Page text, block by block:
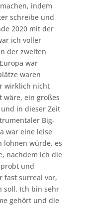
indem
schreibe und
2020 mit der
ich voller
der zweiten
war
waren
wirklich nicht
wäre, ein großes
und in dieser Zeit
Big-
war eine leise
lohnen würde, es
nachdem ich die
und
fast surreal vor,
soll. Ich bin sehr
gehört und die